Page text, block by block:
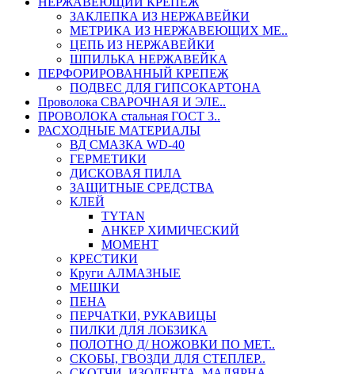
ЗАКЛЕПКА ИЗ НЕРЖАВЕЙКИ
МЕТРИКА ИЗ НЕРЖАВЕЮЩИХ МЕ..
ЦЕПЬ ИЗ НЕРЖАВЕЙКИ
ШПИЛЬКА НЕРЖАВЕЙКА
ПЕРФОРИРОВАННЫЙ КРЕПЕЖ
ПОДВЕС ДЛЯ ГИПСОКАРТОНА
Проволока СВАРОЧНАЯ И ЭЛЕ..
ПРОВОЛОКА стальная ГОСТ 3..
РАСХОДНЫЕ МАТЕРИАЛЫ
ВД СМАЗКА WD-40
ГЕРМЕТИКИ
ДИСКОВАЯ ПИЛА
ЗАЩИТНЫЕ СРЕДСТВА
КЛЕЙ
TYTAN
АНКЕР ХИМИЧЕСКИЙ
МОМЕНТ
КРЕСТИКИ
Круги АЛМАЗНЫЕ
МЕШКИ
ПЕНА
ПЕРЧАТКИ, РУКАВИЦЫ
ПИЛКИ ДЛЯ ЛОБЗИКА
ПОЛОТНО Д/ НОЖОВКИ ПО МЕТ..
СКОБЫ, ГВОЗДИ ДЛЯ СТЕПЛЕР..